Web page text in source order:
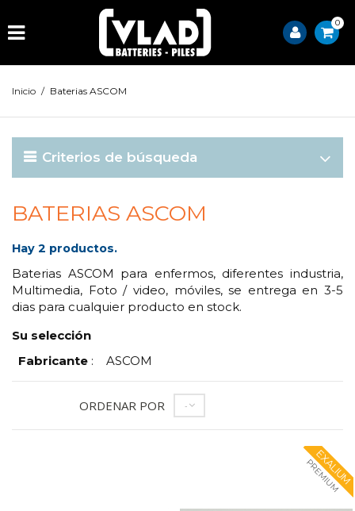
0
Inicio / Baterias ASCOM
Criterios de búsqueda
BATERIAS ASCOM
Hay 2 productos.
Baterias ASCOM para enfermos, diferentes industria,
Multimedia, Foto / video, móviles, se entrega en 3-5
dias para cualquier producto en stock.
Su selección
Fabricante : ASCOM
ORDENAR POR --
EXALIUM
PREMIUM